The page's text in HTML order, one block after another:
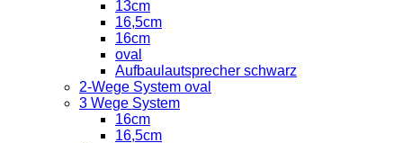
13cm
16,5cm
16cm
oval
Aufbaulautsprecher schwarz
2-Wege System oval
3 Wege System
16cm
16,5cm